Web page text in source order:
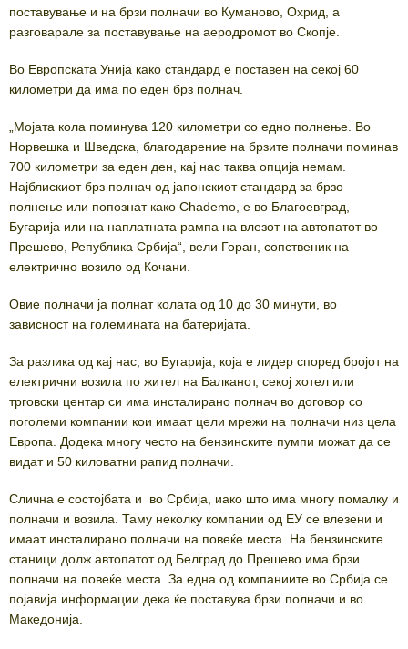
поставување и на брзи полначи во Куманово, Охрид, а
разговарале за поставување на аеродромот во Скопје.
Во Европската Унија како стандард е поставен на секој 60
километри да има по еден брз полнач.
„Мојата кола поминува 120 километри со едно полнење. Во
Норвешка и Шведска, благодарение на брзите полначи поминав
700 километри за еден ден, кај нас таква опција немам.
Најблискиот брз полнач од јапонскиот стандард за брзо
полнење или попознат како Chademo, е во Благоевград,
Бугарија или на наплатната рампа на влезот на автопатот во
Прешево, Република Србија“, вели Горан, сопственик на
електрично возило од Кочани.
Овие полначи ја полнат колата од 10 до 30 минути, во
зависност на големината на батеријата.
За разлика од кај нас, во Бугарија, која е лидер според бројот на
електрични возила по жител на Балканот, секој хотел или
трговски центар си има инсталирано полнач во договор со
поголеми компании кои имаат цели мрежи на полначи низ цела
Европа. Додека многу често на бензинските пумпи можат да се
видат и 50 киловатни рапид полначи.
Слична е состојбата и во Србија, иако што има многу помалку и
полначи и возила. Таму неколку компании од ЕУ се влезени и
имаат инсталирано полначи на повеќе места. На бензинските
станици долж автопатот од Белград до Прешево има брзи
полначи на повеќе места. За една од компаниите во Србија се
појавија информации дека ќе поставува брзи полначи и во
Македонија.